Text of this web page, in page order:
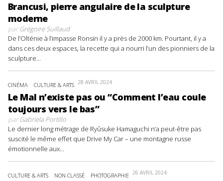
Brancusi, pierre angulaire de la sculpture
moderne
parGrégoire Suillaud
De l’Olténie à l’impasse Ronsin il y a près de 2000 km. Pourtant, il y a
dans ces deux espaces, la recette qui a nourri l’un des pionniers de la
sculpture...
CINÉMA CULTURE & ARTS 28 AVRIL 2024
Le Mal n’existe pas ou “Comment l’eau coule
toujours vers le bas”
parGabriela Portillo
Le dernier long métrage de Ryûsuke Hamaguchi n’a peut-être pas
suscité le même effet que Drive My Car – une montagne russe
émotionnelle aux...
CULTURE & ARTS NON CLASSÉ PHOTOGRAPHIE 26 AVRIL 2024